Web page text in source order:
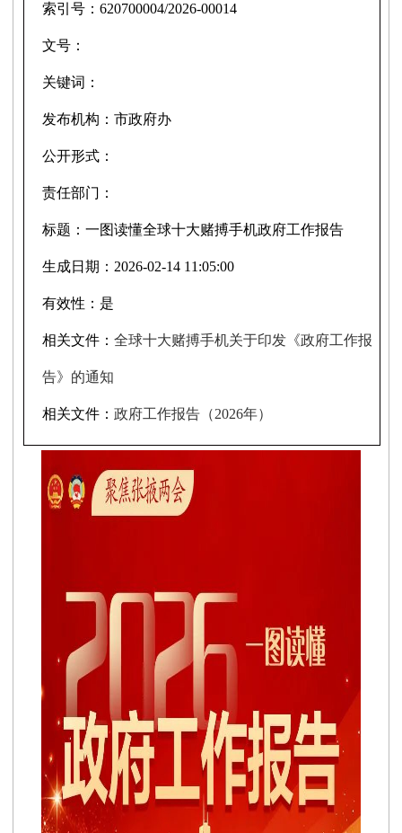
索引号：620700004/2026-00014
文号：
关键词：
发布机构：市政府办
公开形式：
责任部门：
标题：一图读懂全球十大赌搏手机政府工作报告
生成日期： 2026-02-14 11:05:00
有效性： 是
相关文件：全球十大赌搏手机关于印发《政府工作报
告》的通知
相关文件：政府工作报告（2026年）